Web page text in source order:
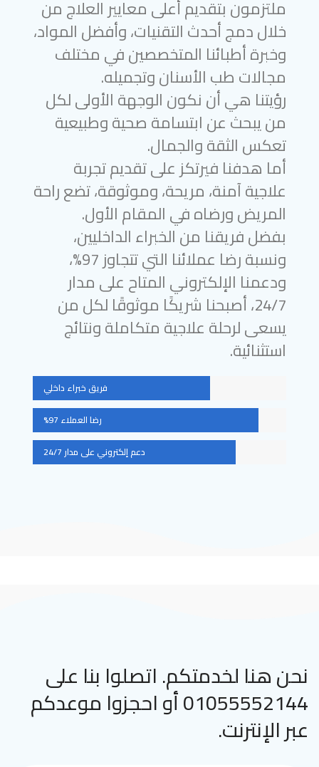
ملتزمون بتقديم أعلى معايير العلاج من
خلال دمج أحدث التقنيات، وأفضل المواد،
وخبرة أطبائنا المتخصصين في مختلف
مجالات طب الأسنان وتجميله.
رؤيتنا هي أن نكون الوجهة الأولى لكل
من يبحث عن ابتسامة صحية وطبيعية
تعكس الثقة والجمال.
أما هدفنا فيرتكز على تقديم تجربة
علاجية آمنة، مريحة، وموثوقة، تضع راحة
المريض ورضاه في المقام الأول.
بفضل فريقنا من الخبراء الداخليين،
ونسبة رضا عملائنا التي تتجاوز 97%،
ودعمنا الإلكتروني المتاح على مدار
24/7، أصبحنا شريكًا موثوقًا لكل من
يسعى لرحلة علاجية متكاملة ونتائج
استثنائية.
فريق خبراء داخلي
رضا العملاء 97%
دعم إلكتروني على مدار 24/7
نحن هنا لخدمتكم. اتصلوا بنا على
01055552144 أو احجزوا موعدكم
عبر الإنترنت.